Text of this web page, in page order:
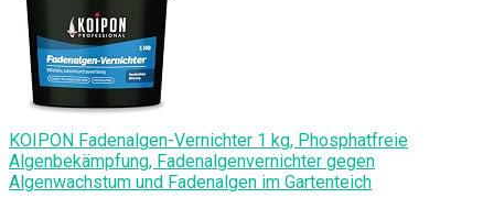
KOIPON Fadenalgen-Vernichter 1 kg, Phosphatfreie
Algenbekämpfung, Fadenalgenvernichter gegen
Algenwachstum und Fadenalgen im Gartenteich